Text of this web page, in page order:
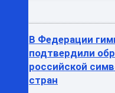
В Федерации
подтвердили
российской
стран